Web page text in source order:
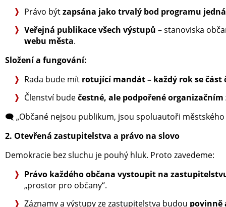
Právo býtzapsána jako trvalý bod programu
Veřejná publikace všech výstupů – stanoviska
webu města.
Složení a fungování:
Rada bude mít rotující mandát – každý rok se část
Členství budečestné, ale podpořené
🗨️ „Občané nejsou publikum, jsou spoluautoři městského
2. Otevřená zastupitelstva a právo na slovo
Demokracie bez sluchu je pouhý hluk. Proto zavedeme:
Právo každého občana vystoupit na
„prostor pro občany“.
Záznamy a výstupy ze zastupitelstva budou povinně